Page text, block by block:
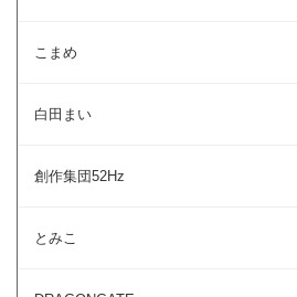
こまめ
白田まい
創作集団52Hz
とみこ